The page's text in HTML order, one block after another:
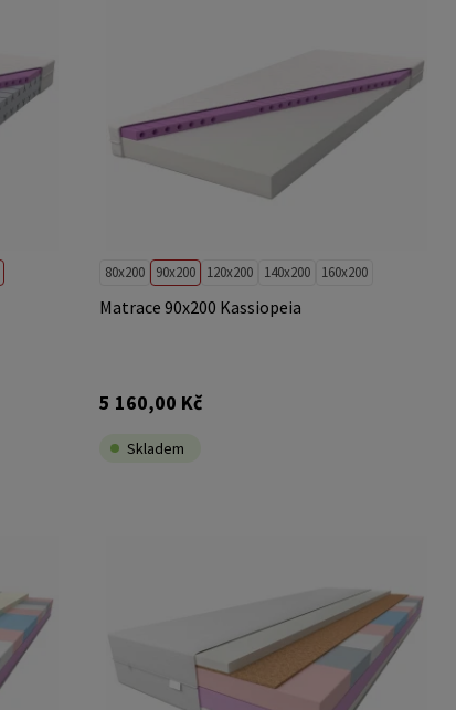
80x200 90x200 120x200 140x200 160x200
Matrace 90x200 Kassiopeia
5 160,00 Kč
Skladem